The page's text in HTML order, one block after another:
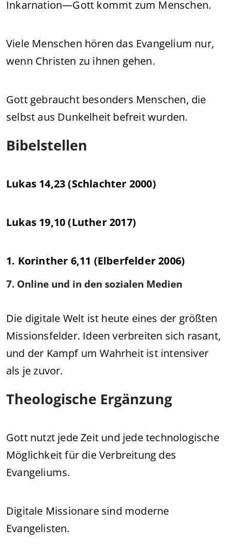
Inkarnation—Gott kommt zum Menschen.
Viele Menschen hören das Evangelium nur,
wenn Christen zu ihnen gehen.
Gott gebraucht besonders Menschen, die
selbst aus Dunkelheit befreit wurden.
Bibelstellen
Lukas 14,23 (Schlachter 2000)
Lukas 19,10 (Luther 2017)
1. Korinther 6,11 (Elberfelder 2006)
7. Online und in den sozialen Medien
Die digitale Welt ist heute eines der größten
Missionsfelder. Ideen verbreiten sich rasant,
und der Kampf um Wahrheit ist intensiver
als je zuvor.
Theologische Ergänzung
Gott nutzt jede Zeit und jede technologische
Möglichkeit für die Verbreitung des
Evangeliums.
Digitale Missionare sind moderne
Evangelisten.